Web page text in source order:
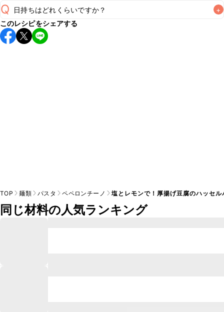
Q 日持ちはどれくらいですか？ +
保存期間は冷蔵で当日中が目安です。なるべくお早めにお召
し上がりください。
このレシピをシェアする
TOP 麺類 パスタ ペペロンチーノ 塩とレモンで！厚揚げ豆腐のハッセル
同じ材料の人気ランキング